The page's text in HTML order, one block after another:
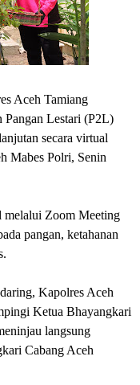
Aceh Tamiang
Pangan Lestari (P2L)
secara virtual
Mabes Polri, Senin
melalui Zoom Meeting
pangan, ketahanan
Kapolres Aceh
Ketua Bhayangkari
langsung
Cabang Aceh